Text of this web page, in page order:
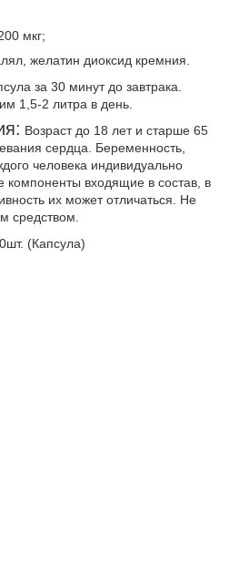
мкг;
желатин диоксид кремния.
за 30 минут до завтрака.
1,5-2 литра в день.
Возраст до 18 лет и старше 65
сердца. Беременность,
человека индивидуально
компоненты входящие в состав, в
их может отличаться. Не
средством.
(Капсула)